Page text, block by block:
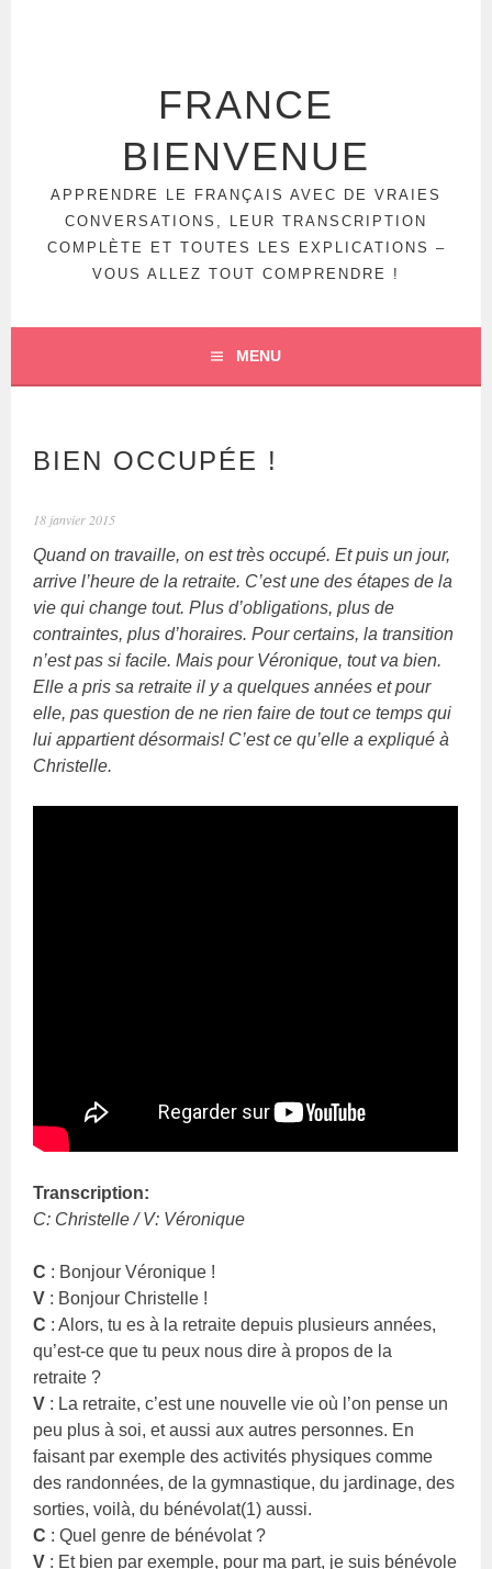
FRANCE
BIENVENUE
APPRENDRE LE FRANÇAIS AVEC DE VRAIES
CONVERSATIONS, LEUR TRANSCRIPTION
COMPLÈTE ET TOUTES LES EXPLICATIONS –
VOUS ALLEZ TOUT COMPRENDRE !
MENU
BIEN OCCUPÉE !
18 janvier 2015
Quand on travaille, on est très occupé. Et puis un jour,
arrive l’heure de la retraite. C’est une des étapes de la
vie qui change tout. Plus d’obligations, plus de
contraintes, plus d’horaires. Pour certains, la transition
n’est pas si facile. Mais pour Véronique, tout va bien.
Elle a pris sa retraite il y a quelques années et pour
elle, pas question de ne rien faire de tout ce temps qui
lui appartient désormais! C’est ce qu’elle a expliqué à
Christelle.
Transcription:
C: Christelle / V: Véronique
C : Bonjour Véronique !
V : Bonjour Christelle !
C : Alors, tu es à la retraite depuis plusieurs années,
qu’est-ce que tu peux nous dire à propos de la
retraite ?
V : La retraite, c’est une nouvelle vie où l’on pense un
peu plus à soi, et aussi aux autres personnes. En
faisant par exemple des activités physiques comme
des randonnées, de la gymnastique, du jardinage, des
sorties, voilà, du bénévolat(1) aussi.
C : Quel genre de bénévolat ?
V : Et bien par exemple, pour ma part, je suis bénévole